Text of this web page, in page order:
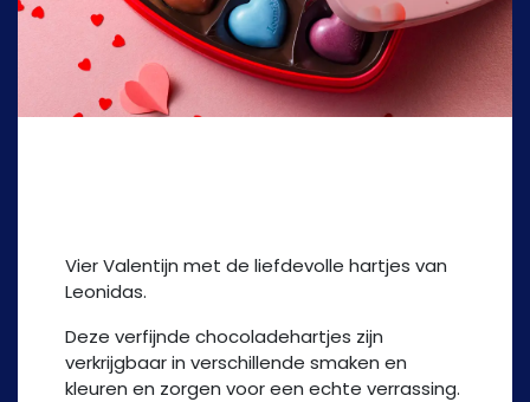
Vier Valentijn met de liefdevolle hartjes van
Leonidas.
Deze verfijnde chocoladehartjes zijn
verkrijgbaar in verschillende smaken en
kleuren en zorgen voor een echte verrassing.